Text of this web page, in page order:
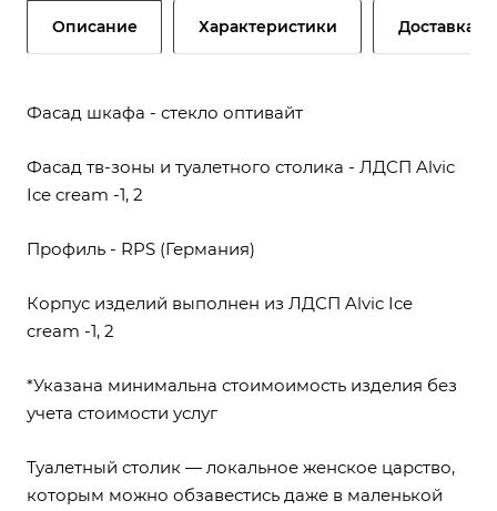
Описание Характеристики Доставка и
Фасад шкафа - стекло оптивайт
Фасад тв-зоны и туалетного столика - ЛДСП Alvic
Ice cream -1, 2
Профиль - RPS (Германия)
Корпус изделий выполнен из ЛДСП Alvic Ice
cream -1, 2
*Указана минимальна стоимоимость изделия без
учета стоимости услуг
Туалетный столик — локальное женское царство,
которым можно обзавестись даже в маленькой